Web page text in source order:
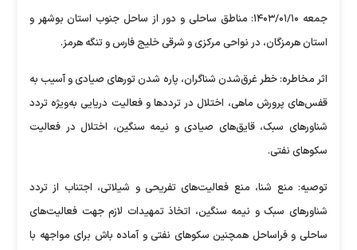
جمعه ۱۴۰۳/۰۱/۱۰: مناطق ساحلی و دور از ساحل جنوب استان بوشهر و
استان هرمزگان، در نواحی مرکزی و شرقی خلیج فارس و تنگه هرمز.
اثر مخاطره: خطر غرق‌شدن شناگران، پاره شدن تور‌های صیادی و آسیب به
قفس‌های پرورش ماهی، اختلال در تردد‌ها و فعالیت دریایی به‌ویژه تردد
شناور‌های سبک، قایق‌های صیادی و نیمه سنگین، اختلال در فعالیت
سکو‌های نفتی.
توصیه: منع شنا، منع فعالیت‌های تفریحی و شیلاتی، اجتناب از تردد
شناور‌های سبک و نیمه سنگین، اتخاذ تمهیدات لازم جهت فعالیت‌های
ساحلی و فراساحل همچنین سکو‌های نفتی و آماده باش برای مواجهه با